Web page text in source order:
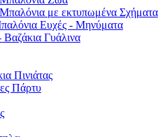
με εκτυπωμένα Σχήματα
Ευχές - Μηνύματα
Γυάλινα
Πινιάτας
Πάρτυ